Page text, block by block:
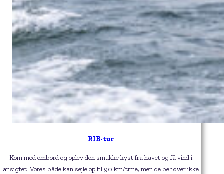
RIB-tur
Kom med ombord og oplev den smukke kyst fra havet og få vind i
ansigtet. Vores både kan sejle op til 90 km/time, men de behøver ikke